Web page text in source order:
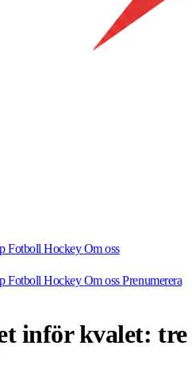
FotbollHockeyOm oss
FotbollHockeyOm ossPrenumerera
inför kvalet: